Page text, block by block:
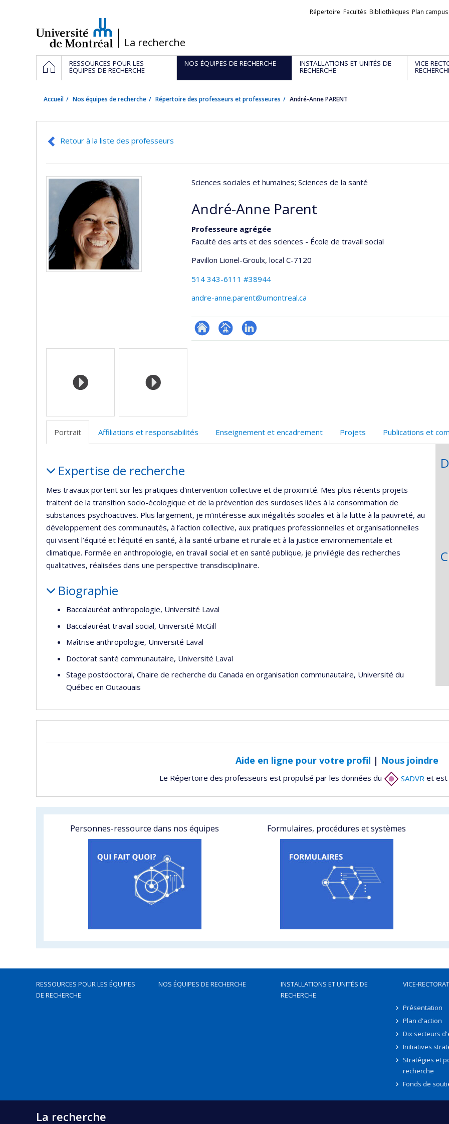
/La recherche
Liens
Répertoire Facultés Bibliothèques Plan campus
Navigation
principale
ACCUEILRESSOURCES POUR LES
ÉQUIPES DE RECHERCHE
NOS ÉQUIPES DE RECHERCHE INSTALLATIONS ET UNITÉS DE
RECHERCHE
VICE-
Accueil Nos équipes de recherche Répertoire des professeurs et professeures André-Anne PARENT
Retour à la liste des professeurs
Sciences sociales et humaines; Sciences de la santé
André-Anne Parent
Professeure agrégée
Faculté des arts et des sciences - École de travail social
Pavillon Lionel-Groulx, local C-7120
514 343-6111 #38944
andre-anne.parent@umontreal.ca
ResearchGate
Page LinkedIn
Médias
Portrait Affiliations et responsabilités Enseignement et encadrement Projets Publications et
Expertise de recherche
Mes travaux portent sur les pratiques d'intervention collective et de proximité. Mes plus récents projets
traitent de la transition socio-écologique et de la prévention des surdoses liées à la consommation de
substances psychoactives. Plus largement, je m’intéresse aux inégalités sociales et à la lutte à la pauvreté, au
développement des communautés, à l’action collective, aux pratiques professionnelles et organisationnelles
qui visent l’équité et l’équité en santé, à la santé urbaine et rurale et à la justice environnementale et
climatique. Formée en anthropologie, en travail social et en santé publique, je privilégie des recherches
qualitatives, réalisées dans une perspective transdisciplinaire.
Biographie
Baccalauréat anthropologie, Université Laval
Baccalauréat travail social, Université McGill
Maîtrise anthropologie, Université Laval
Doctorat santé communautaire, Université Laval
Stage postdoctoral, Chaire de recherche du Canada en organisation communautaire, Université du
Québec en Outaouais
Aide en ligne pour votre profil | Nous joindre
Le Répertoire des professeurs est propulsé par les données du SADVR et est
Personnes-ressource dans nos équipes Formulaires, procédures et systèmes
RESSOURCES POUR LES ÉQUIPES
DE RECHERCHE
NOS ÉQUIPES DE RECHERCHE
INSTALLATIONS ET UNITÉS DE
RECHERCHE
VICE-
Présentation
Plan d'action
Dix secteurs
Initiatives
Stratégies et
recherche
Fonds de
La recherche